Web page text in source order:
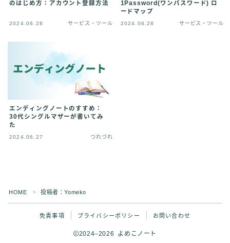
のはじめ方：アカウント登録方法
2024.06.28 サービス・ツール
1Password(ワンパスワード) ロ
ードマップ
2024.06.28 サービス・ツール
エンディングノートのすすめ：
30代シングルマザーが書いてみ
た
2024.06.27 つれづれ
HOME ＞ 投稿者：Yomeko
免責事項 プライバシーポリシー お問い合わせ
2024–2026 よめこノート